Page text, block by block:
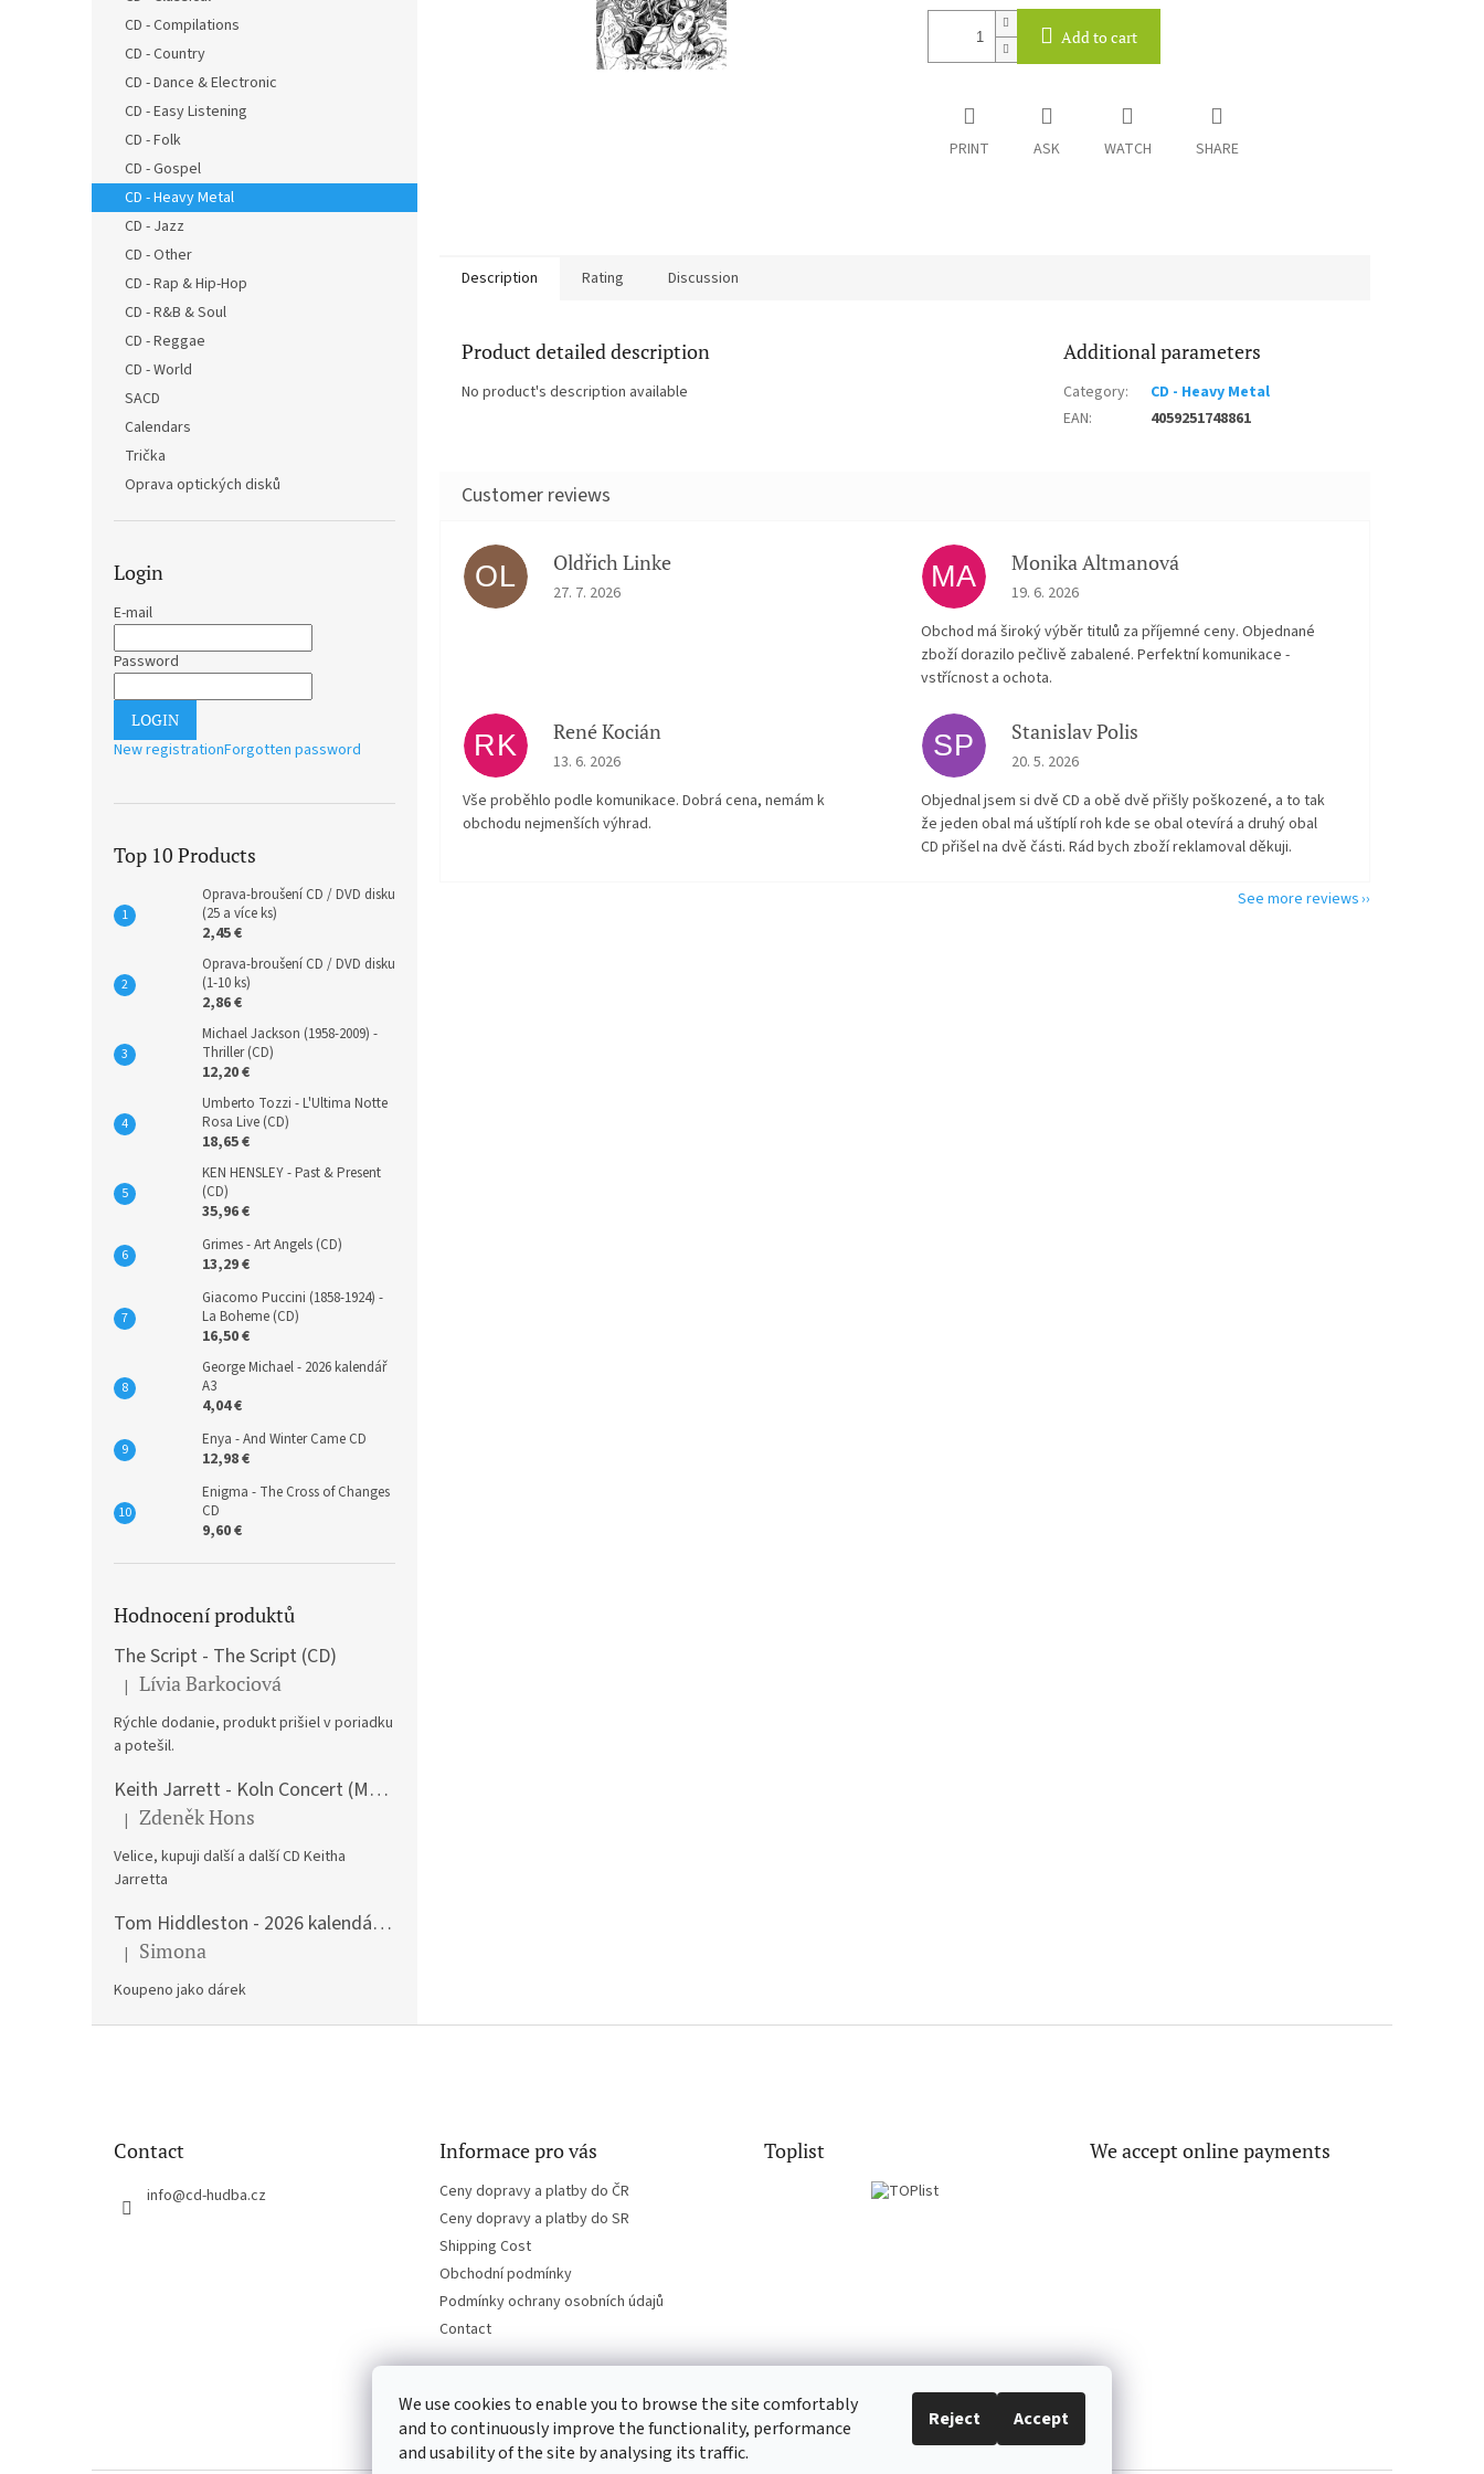
We use cookies to enable you to browse the site comfortably
and to continuously improve the functionality, performance
and usability of the site by analysing its traffic.
Reject Accept
CD - Compilations
CD - Country
CD - Dance & Electronic
CD - Easy Listening
CD - Folk
CD - Gospel
CD - Heavy Metal
CD - Jazz
CD - Other
CD - Rap & Hip-Hop
CD - R&B & Soul
CD - Reggae
CD - World
SACD
Calendars
Trička
Oprava optických disků
Login
E-mail
Password
LOGIN
New registrationForgotten password
Top 10 Products
Oprava-broušení CD / DVD disku
(25 a více ks)
2,45 €
Oprava-broušení CD / DVD disku
(1-10 ks)
2,86 €
Michael Jackson (1958-2009) -
Thriller (CD)
12,20 €
Umberto Tozzi - L'Ultima Notte
Rosa Live (CD)
18,65 €
KEN HENSLEY - Past & Present
(CD)
35,96 €
Grimes - Art Angels (CD)
13,29 €
Giacomo Puccini (1858-1924) -
La Boheme (CD)
16,50 €
George Michael - 2026 kalendář
A3
4,04 €
Enya - And Winter Came CD
12,98 €
Enigma - The Cross of Changes
CD
9,60 €
Hodnocení produktů
The Script - The Script (CD)
The product rating is 5 out of 5 stars.
| Lívia Barkociová
Rýchle dodanie, produkt prišiel v poriadku
a potešil.
Keith Jarrett - Koln Concert (Music CD)
The product rating is 5 out of 5 stars.
| Zdeněk Hons
Velice, kupuji další a další CD Keitha
Jarretta
Tom Hiddleston - 2026 kalendář A3
The product rating is 5 out of 5 stars.
| Simona
Koupeno jako dárek
Add to cart
PRINT ASK WATCH SHARE
Description Rating Discussion
Product detailed description
No product's description available
Additional parameters
Category:
CD - Heavy Metal
EAN: 4059251748861
OL Oldřich Linke
The store rating is 5 out of 5 stars.
27. 7. 2026 MA Monika Altmanová
The store rating is 5 out of 5 stars.
19. 6. 2026
Obchod má široký výběr titulů za příjemné ceny. Objednané
zboží dorazilo pečlivě zabalené. Perfektní komunikace -
vstřícnost a ochota.
RK René Kocián
The store rating is 5 out of 5 stars.
13. 6. 2026
Vše proběhlo podle komunikace. Dobrá cena, nemám k
obchodu nejmenších výhrad.
SP Stanislav Polis
The store rating is 2 out of 5 stars.
20. 5. 2026
Objednal jsem si dvě CD a obě dvě přišly poškozené, a to tak
že jeden obal má uštíplí roh kde se obal otevírá a druhý obal
CD přišel na dvě části. Rád bych zboží reklamoval děkuji.
See more reviews
Contact
info@cd-hudba.cz
Informace pro vás
Ceny dopravy a platby do ČR
Ceny dopravy a platby do SR
Shipping Cost
Obchodní podmínky
Podmínky ochrany osobních údajů
Contact
Toplist We accept online payments
EN-filmy.cz CD-Soundtrack.cz